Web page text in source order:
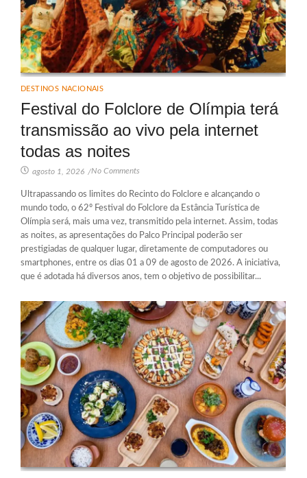
DESTINOS NACIONAIS
Festival do Folclore de Olímpia terá
transmissão ao vivo pela internet
todas as noites
agosto 1, 2026 /No Comments
Ultrapassando os limites do Recinto do Folclore e alcançando o
mundo todo, o 62º Festival do Folclore da Estância Turística de
Olímpia será, mais uma vez, transmitido pela internet. Assim, todas
as noites, as apresentações do Palco Principal poderão ser
prestigiadas de qualquer lugar, diretamente de computadores ou
smartphones, entre os dias 01 a 09 de agosto de 2026. A iniciativa,
que é adotada há diversos anos, tem o objetivo de possibilitar...